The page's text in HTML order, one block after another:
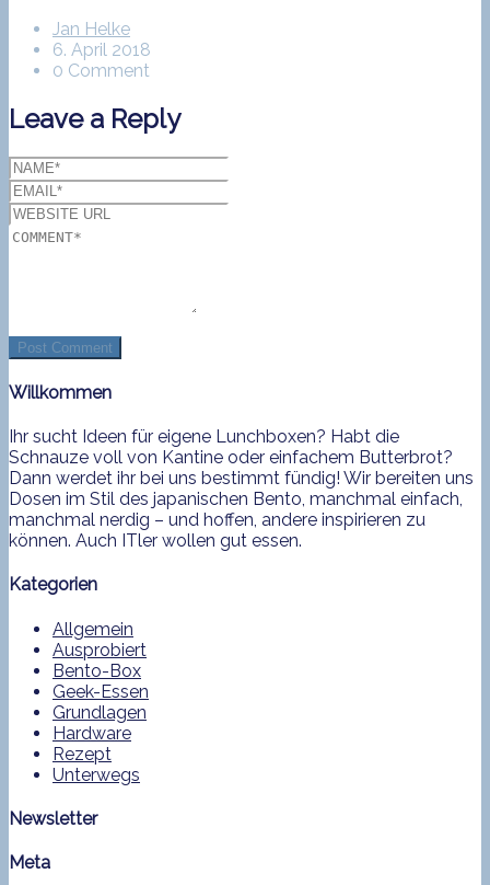
Jan Helke
6. April 2018
0 Comment
Leave a Reply
Willkommen
Ihr sucht Ideen für eigene Lunchboxen? Habt die
Schnauze voll von Kantine oder einfachem Butterbrot?
Dann werdet ihr bei uns bestimmt fündig! Wir bereiten uns
Dosen im Stil des japanischen Bento, manchmal einfach,
manchmal nerdig – und hoffen, andere inspirieren zu
können. Auch ITler wollen gut essen.
Kategorien
Allgemein
Ausprobiert
Bento-Box
Geek-Essen
Grundlagen
Hardware
Rezept
Unterwegs
Newsletter
Meta